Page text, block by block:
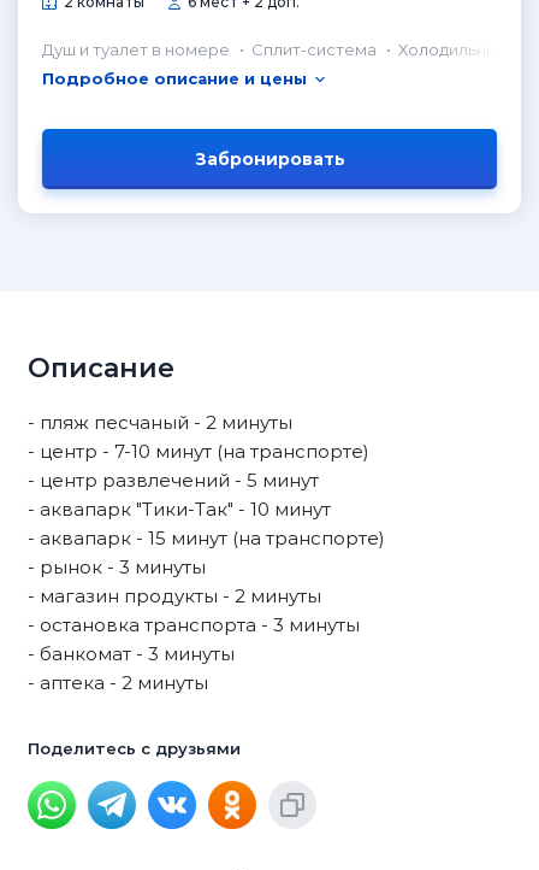
Душ и туалет в номере Сплит-система
Холодильник в
Подробное описание и цены
Забронировать
Описание
- пляж песчаный - 2 минуты
- центр - 7-10 минут (на транспорте)
- центр развлечений - 5 минут
- аквапарк "Тики-Так" - 10 минут
- аквапарк - 15 минут (на транспорте)
- рынок - 3 минуты
- магазин продукты - 2 минуты
- остановка транспорта - 3 минуты
- банкомат - 3 минуты
- аптека - 2 минуты
Поделитесь с друзьями